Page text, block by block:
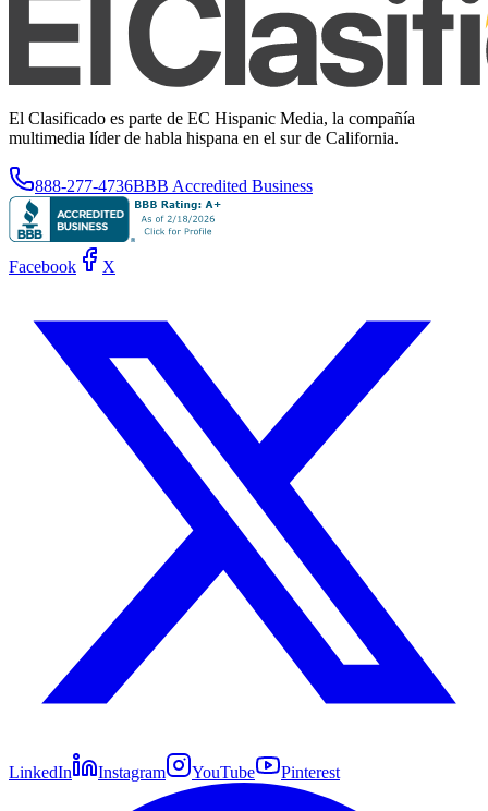
El Clasificado es parte de EC Hispanic Media, la compañía
multimedia líder de habla hispana en el sur de California.
888-277-4736BBB Accredited Business
Facebook X
LinkedIn Instagram YouTube Pinterest